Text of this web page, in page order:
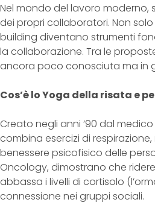
Nel mondo del lavoro moderno,
dei propri collaboratori. Non
building diventano strumenti
la collaborazione. Tra le
ancora poco conosciuta ma in
Cos’è lo Yoga della risata e
Creato negli anni ’90 dal
combina esercizi di
benessere psicofisico delle
Oncology, dimostrano che
abbassa i livelli di cortisolo
connessione nei gruppi sociali.